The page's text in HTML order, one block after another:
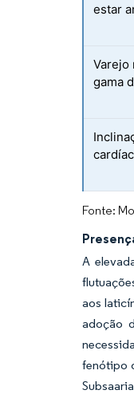
estar
Varejo
gama
Fonte:
A
aos
adoção
fenótipo